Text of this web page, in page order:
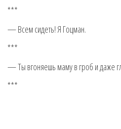
***
— Всем сидеть! Я Гоцман.
***
— Ты вгоняешь маму в гроб и даже
***